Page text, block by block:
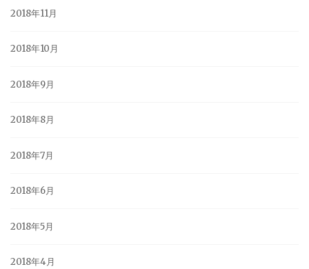
2018年11月
2018年10月
2018年9月
2018年8月
2018年7月
2018年6月
2018年5月
2018年4月